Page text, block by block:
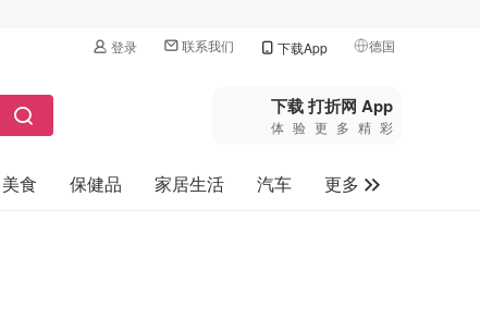
登录 联系我们 下载App 德国
🇺🇸美国
🇨🇳中国
🇨🇦加拿大
下载 打折网 App
体验更多精彩
美食 保健品 家居生活 汽车
更多